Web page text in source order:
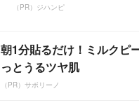
（PR）ジハンピ
朝1分貼るだけ！ミルクピ
っとうるツヤ肌
（PR）サボリーノ